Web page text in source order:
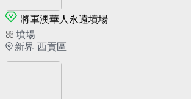
將軍澳華人永遠墳場
墳場
新界 西貢區